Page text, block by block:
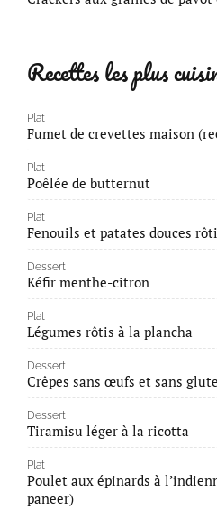
Recettes les plus
Plat
Fumet de crevettes maison
Plat
Poêlée de butternut
Plat
Fenouils et patates douces
Dessert
Kéfir menthe-citron
Plat
Légumes rôtis à la plancha
Dessert
Crêpes sans œufs et sans
Dessert
Tiramisu léger à la ricotta
Plat
Poulet aux épinards à
paneer)